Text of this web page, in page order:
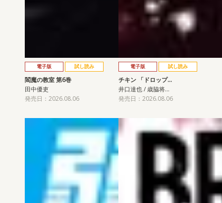
電子版 試し読み
閻魔の教室 第6巻
田中優吏
発売日：2026.08.06
電子版 試し読み
チキン 「ドロップ…
井口達也 / 歳脇将…
発売日：2026.08.06